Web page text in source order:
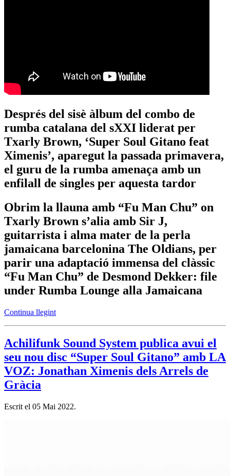
Després del sisè àlbum del combo de
rumba catalana del sXXI liderat per
Txarly Brown, ‘Super Soul Gitano feat
Ximenis’, aparegut la passada primavera,
el guru de la rumba amenaça amb un
enfilall de singles per aquesta tardor
Obrim la llauna amb “Fu Man Chu” on
Txarly Brown s’alia amb Sir J,
guitarrista i alma mater de la perla
jamaicana barcelonina The Oldians, per
parir una adaptació immensa del clàssic
“Fu Man Chu” de Desmond Dekker: file
under Rumba Lounge alla Jamaicana
Continua llegint
Achilifunk Sound System publica avui el
seu nou disc “Super Soul Gitano” amb LA
VOZ: Jonathan Ximenis dels Arrels de
Gràcia
Escrit el 05 Mai 2022.